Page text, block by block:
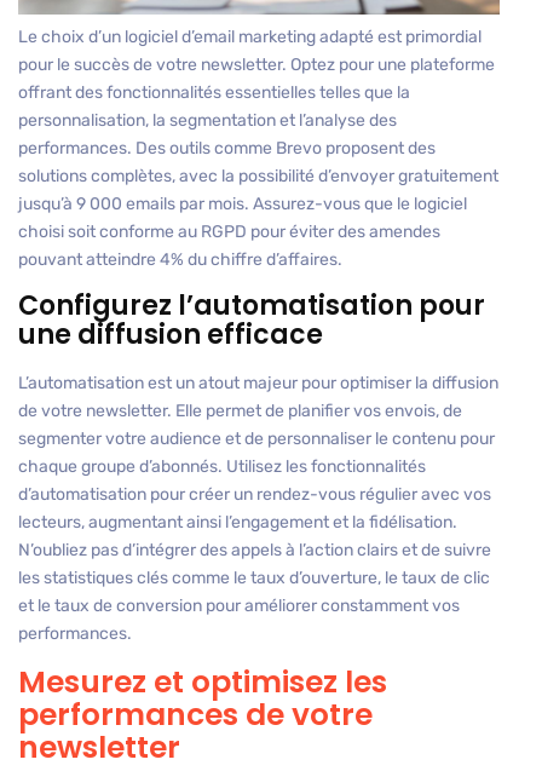
Le choix d’un logiciel d’email marketing adapté est primordial
pour le succès de votre newsletter. Optez pour une plateforme
offrant des fonctionnalités essentielles telles que la
personnalisation, la segmentation et l’analyse des
performances. Des outils comme Brevo proposent des
solutions complètes, avec la possibilité d’envoyer gratuitement
jusqu’à 9 000 emails par mois. Assurez-vous que le logiciel
choisi soit conforme au RGPD pour éviter des amendes
pouvant atteindre 4% du chiffre d’affaires.
Configurez l’automatisation pour
une diffusion efficace
L’automatisation est un atout majeur pour optimiser la diffusion
de votre newsletter. Elle permet de planifier vos envois, de
segmenter votre audience et de personnaliser le contenu pour
chaque groupe d’abonnés. Utilisez les fonctionnalités
d’automatisation pour créer un rendez-vous régulier avec vos
lecteurs, augmentant ainsi l’engagement et la fidélisation.
N’oubliez pas d’intégrer des appels à l’action clairs et de suivre
les statistiques clés comme le taux d’ouverture, le taux de clic
et le taux de conversion pour améliorer constamment vos
performances.
Mesurez et optimisez les
performances de votre
newsletter